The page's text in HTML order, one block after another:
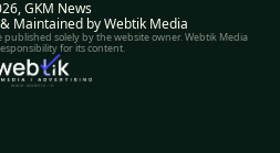
GKM News
Maintained by Webtik Media
solely by the website owner. Webtik Media
for its content.